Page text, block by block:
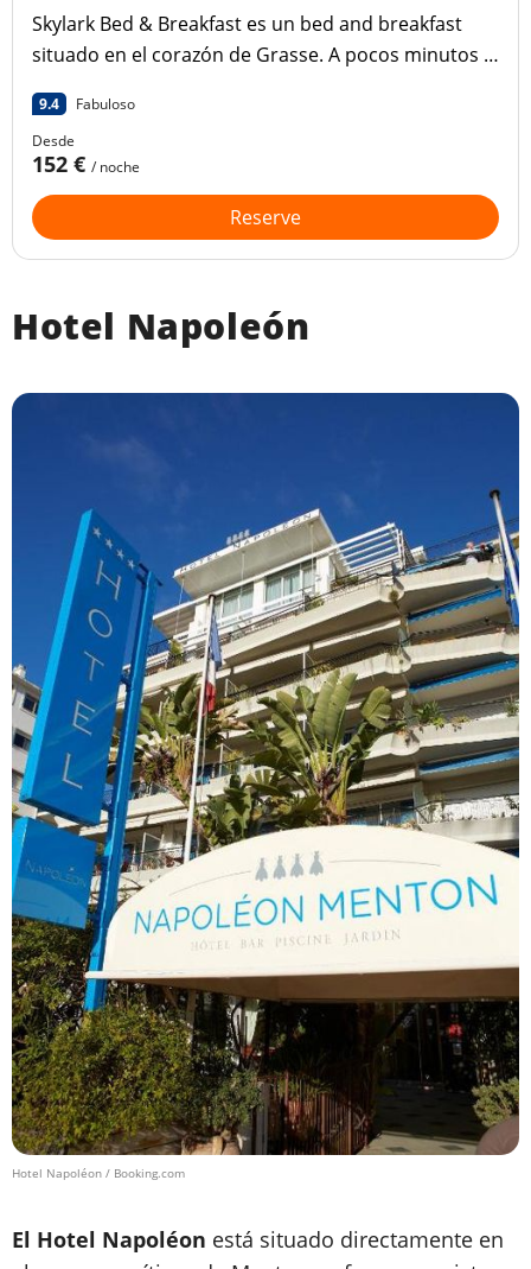
Skylark Bed & Breakfast es un bed and breakfast
situado en el corazón de Grasse. A pocos minutos a
del perfume.
9.4
Fabuloso
Desde
152 € / noche
Reserve
Hotel Napoleón
Hotel Napoléon / Booking.com
El Hotel Napoléon está situado directamente en